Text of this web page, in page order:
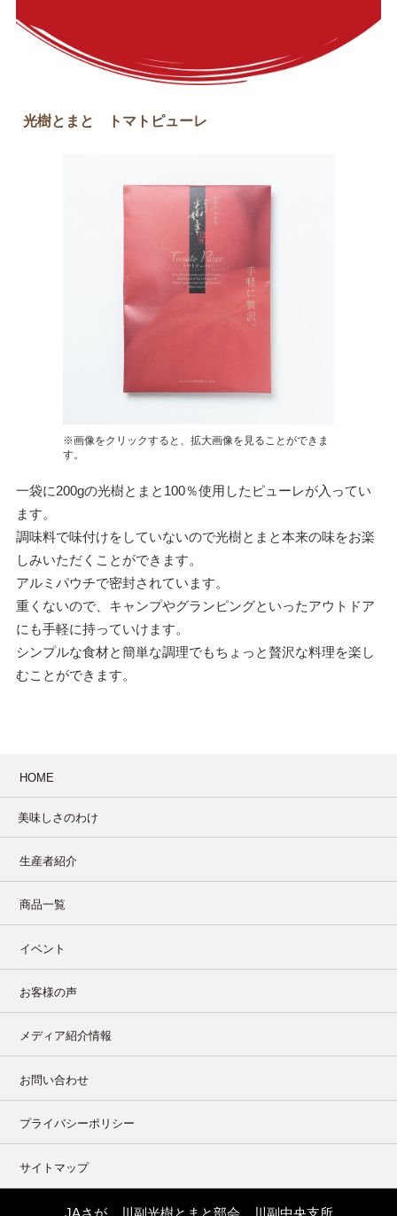
光樹とまと トマトピューレ
※画像をクリックすると、拡大画像を見ることができま
す。
一袋に200gの光樹とまと100％使用したピューレが入ってい
ます。
調味料で味付けをしていないので光樹とまと本来の味をお楽
しみいただくことができます。
アルミパウチで密封されています。
重くないので、キャンプやグランピングといったアウトドア
にも手軽に持っていけます。
シンプルな食材と簡単な調理でもちょっと贅沢な料理を楽し
むことができます。
HOME
美味しさのわけ
生産者紹介
商品一覧
イベント
お客様の声
メディア紹介情報
お問い合わせ
プライバシーポリシー
サイトマップ
JAさが 川副光樹とまと部会 川副中央支所